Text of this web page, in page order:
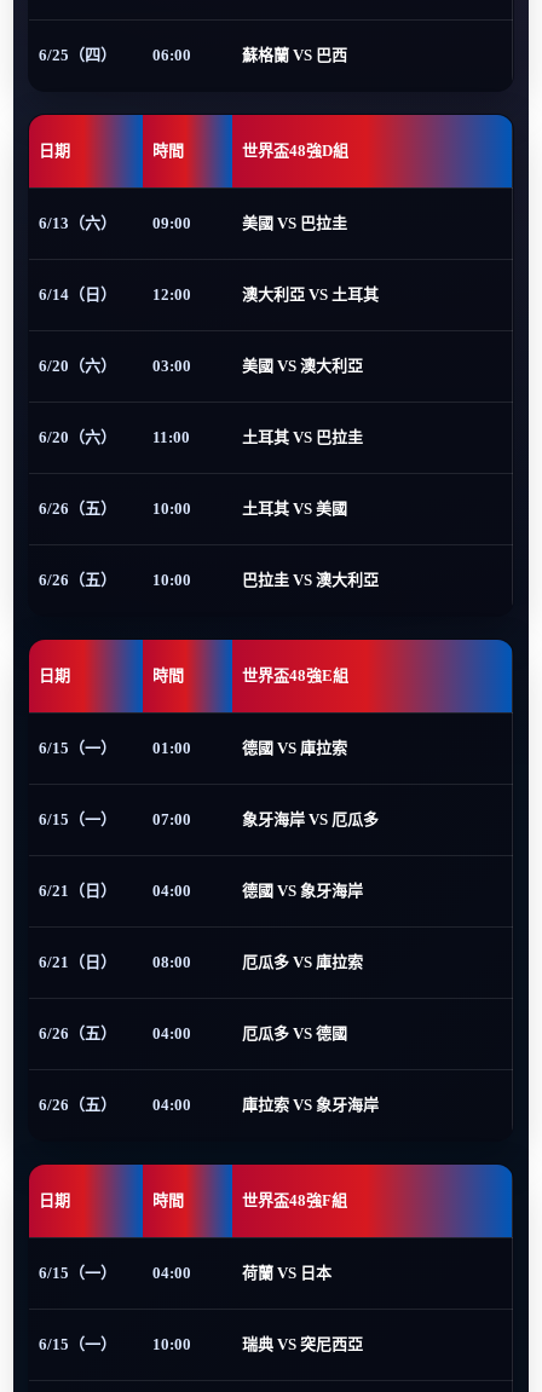
6/25（四） 06:00 蘇格蘭 VS 巴西
日期 時間 世界盃48強D組
6/13（六） 09:00 美國 VS 巴拉圭
6/14（日） 12:00 澳大利亞 VS 土耳其
6/20（六） 03:00 美國 VS 澳大利亞
6/20（六） 11:00 土耳其 VS 巴拉圭
6/26（五） 10:00 土耳其 VS 美國
6/26（五） 10:00 巴拉圭 VS 澳大利亞
日期 時間 世界盃48強E組
6/15（一） 01:00 德國 VS 庫拉索
6/15（一） 07:00 象牙海岸 VS 厄瓜多
6/21（日） 04:00 德國 VS 象牙海岸
6/21（日） 08:00 厄瓜多 VS 庫拉索
6/26（五） 04:00 厄瓜多 VS 德國
6/26（五） 04:00 庫拉索 VS 象牙海岸
日期 時間 世界盃48強F組
6/15（一） 04:00 荷蘭 VS 日本
6/15（一） 10:00 瑞典 VS 突尼西亞